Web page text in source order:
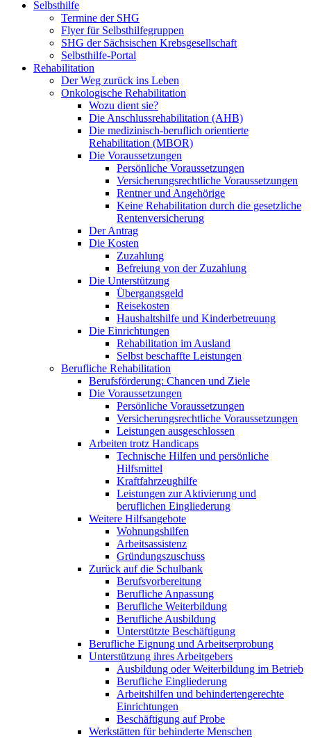
Selbsthilfe
Termine der SHG
Flyer für Selbsthilfegruppen
SHG der Sächsischen Krebsgesellschaft
Selbsthilfe-Portal
Rehabilitation
Der Weg zurück ins Leben
Onkologische Rehabilitation
Wozu dient sie?
Die Anschlussrehabilitation (AHB)
Die medizinisch-beruflich orientierte
Rehabilitation (MBOR)
Die Voraussetzungen
Persönliche Voraussetzungen
Versicherungsrechtliche Voraussetzungen
Rentner und Angehörige
Keine Rehabilitation durch die gesetzliche
Rentenversicherung
Der Antrag
Die Kosten
Zuzahlung
Befreiung von der Zuzahlung
Die Unterstützung
Übergangsgeld
Reisekosten
Haushaltshilfe und Kinderbetreuung
Die Einrichtungen
Rehabilitation im Ausland
Selbst beschaffte Leistungen
Berufliche Rehabilitation
Berufsförderung: Chancen und Ziele
Die Voraussetzungen
Persönliche Voraussetzungen
Versicherungsrechtliche Voraussetzungen
Leistungen ausgeschlossen
Arbeiten trotz Handicaps
Technische Hilfen und persönliche
Hilfsmittel
Kraftfahrzeughilfe
Leistungen zur Aktivierung und
beruflichen Eingliederung
Weitere Hilfsangebote
Wohnungshilfen
Arbeitsassistenz
Gründungszuschuss
Zurück auf die Schulbank
Berufsvorbereitung
Berufliche Anpassung
Berufliche Weiterbildung
Berufliche Ausbildung
Unterstützte Beschäftigung
Berufliche Eignung und Arbeitserprobung
Unterstützung ihres Arbeitgebers
Ausbildung oder Weiterbildung im Betrieb
Berufliche Eingliederung
Arbeitshilfen und behindertengerechte
Einrichtungen
Beschäftigung auf Probe
Werkstätten für behinderte Menschen